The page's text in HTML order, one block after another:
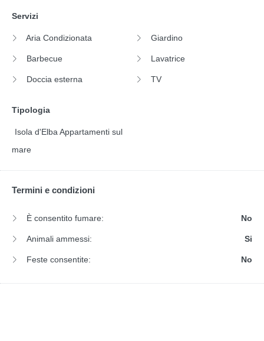
Servizi
Aria Condizionata
Barbecue
Doccia esterna
Giardino
Lavatrice
TV
Tipologia
Isola d'Elba Appartamenti sul
mare
Termini e condizioni
È consentito fumare: No
Animali ammessi: Si
Feste consentite: No